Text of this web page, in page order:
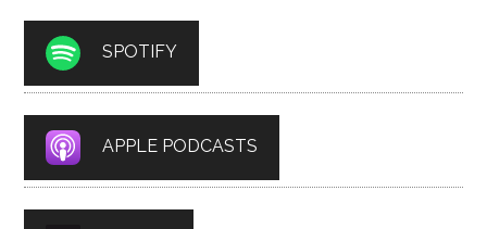
SPOTIFY
APPLE PODCASTS